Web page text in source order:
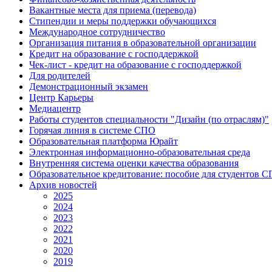
Вакантные места для приема (перевода)
Стипендии и меры поддержки обучающихся
Международное сотрудничество
Организация питания в образовательной организации
Кредит на образование с господдержкой
Чек-лист - кредит на образование с господдержкой
Для родителей
Демонстрационный экзамен
Центр Карьеры
Медиацентр
Работы студентов специальности "Дизайн (по отраслям)"
Горячая линия в системе СПО
Образовательная платформа Юрайт
Электронная информационно-образовательная среда
Внутренняя система оценки качества образования
Образовательное кредитование: пособие для студентов
Архив новостей
2025
2024
2023
2022
2021
2020
2019